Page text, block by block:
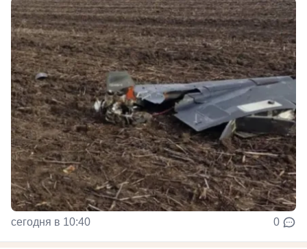
сегодня в 10:40 0